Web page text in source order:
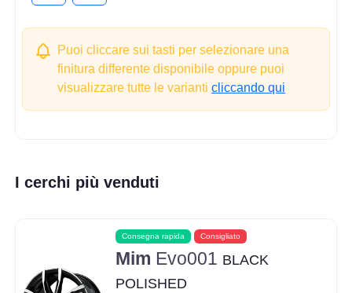
Puoi cliccare sui tasti per selezionare una
finitura differente disponibile oppure puoi
visualizzare tutte le varianticliccando qui
I cerchi più venduti
Consegna rapida Consigliato
Mim Evo001 BLACK
POLISHED